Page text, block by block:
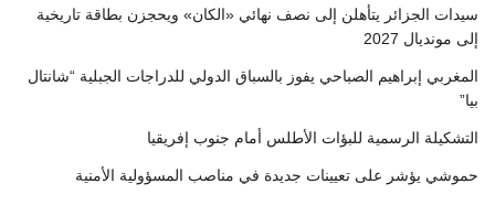
سيدات الجزائر يتأهلن إلى نصف نهائي «الكان» ويحجزن بطاقة تاريخية
إلى مونديال 2027
المغربي إبراهيم الصباحي يفوز بالسباق الدولي للدراجات الجبلية “شانتال
بيا”
التشكيلة الرسمية للبؤات الأطلس أمام جنوب إفريقيا
حموشي يؤشر على تعيينات جديدة في مناصب المسؤولية الأمنية